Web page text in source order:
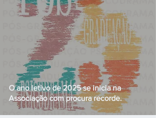
O ano letivo de 2025 se inicia na
Associação com procura recorde.